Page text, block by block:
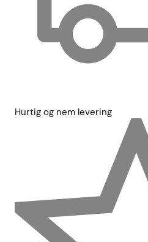
Hurtig og nem levering